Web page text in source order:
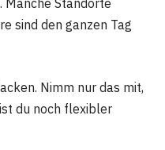
Manche Standorte
sind den ganzen Tag
Nimm nur das mit,
du noch flexibler